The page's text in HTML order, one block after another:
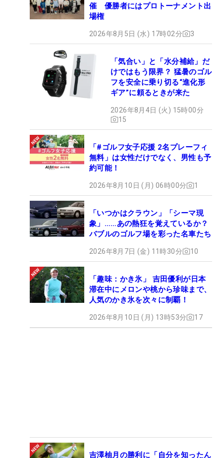
催 優勝者にはプロトーナメント出
場権
2026年8月5日 (水) 17時02分 3
「気合い」と「水分補給」だ
けではもう限界？ 猛暑のゴル
フを安全に乗り切る“進化形
ギア”に頼るときが来た
2026年8月4日 (火) 15時00分
15
「#ゴルフ女子応援 2名プレーフィ
無料」は女性だけでなく、男性も予
約可能！
2026年8月10日 (月) 06時00分 1
「いつかはクラウン」「シーマ現
象」……あの熱狂を覚えているか？
バブルのゴルフ場を彩った名車たち
2026年8月7日 (金) 11時30分 10
「趣味：かき氷」 吉田優利が日本
滞在中にメロンや桃から珍味まで、
人気のかき氷を次々に制覇！
2026年8月10日 (月) 13時53分 17
吉澤柚月の勝利に「自分を知ったん